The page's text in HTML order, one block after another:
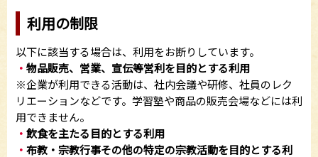
利用の制限
以下に該当する場合は、利用をお断りしています。
・ 物品販売、営業、宣伝等営利を目的とする利用
※企業が利用できる活動は、社内会議や研修、社員のレク
リエーションなどです。学習塾や商品の販売会場などには利
用できません。
・ 飲食を主たる目的とする利用
・ 布教・宗教行事その他の特定の宗教活動を目的とする利